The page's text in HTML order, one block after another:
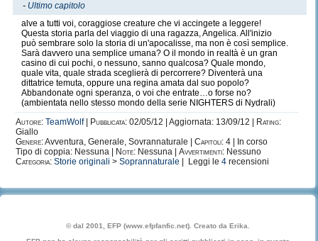
- Ultimo capitolo
alve a tutti voi, coraggiose creature che vi accingete a leggere!
Questa storia parla del viaggio di una ragazza, Angelica. All'inizio
può sembrare solo la storia di un'apocalisse, ma non è così semplice.
Sarà davvero una semplice umana? O il mondo in realtà è un gran
casino di cui pochi, o nessuno, sanno qualcosa? Quale mondo,
quale vita, quale strada sceglierà di percorrere? Diventerà una
dittatrice temuta, oppure una regina amata dal suo popolo?
Abbandonate ogni speranza, o voi che entrate…o forse no?
(ambientata nello stesso mondo della serie NIGHTERS di Nydrali)
Autore: TeamWolf| Pubblicata: 02/05/12 | Aggiornata: 13/09/12 |
Rating:
Giallo
Genere:Avventura, Generale, Sovrannaturale | Capitoli: 4 | In corso
Tipo di coppia: Nessuna |
Note: Nessuna | Avvertimenti: Nessuno
Categoria: Storie originali > Soprannaturale | Leggi le 4 recensioni
© dal 2001, EFP (www.efpfanfic.net). Creato da Erika.